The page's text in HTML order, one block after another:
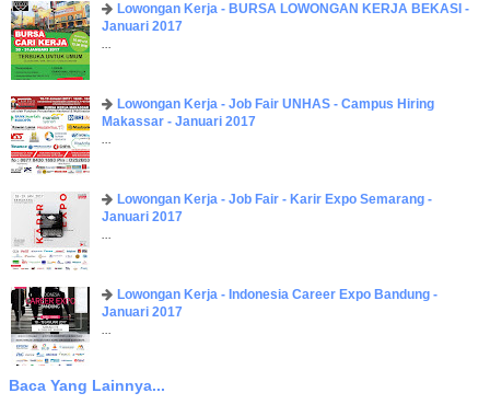
Lowongan Kerja - BURSA LOWONGAN KERJA BEKASI -
Januari 2017
...
Lowongan Kerja - Job Fair UNHAS - Campus Hiring
Makassar - Januari 2017
...
Lowongan Kerja - Job Fair - Karir Expo Semarang -
Januari 2017
...
Lowongan Kerja - Indonesia Career Expo Bandung -
Januari 2017
...
Baca Yang Lainnya...